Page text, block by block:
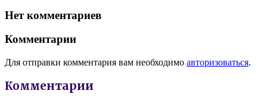
Нет комментариев
Комментарии
Для отправки комментария вам необходимо авторизоваться.
Комментарии